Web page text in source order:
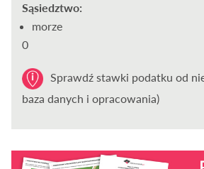
Sąsiedztwo:
morze
0
Sprawdź stawki podatku od
baza danych i opracowania)